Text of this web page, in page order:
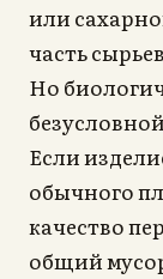
или
часть
Но
Если
обычного
качество
общий